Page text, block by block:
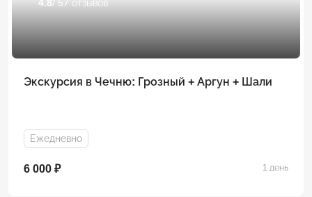
4.8/ 57 отзывов
Экскурсия в Чечню: Грозный + Аргун + Шали
Ежедневно
6 000 ₽ 1 день